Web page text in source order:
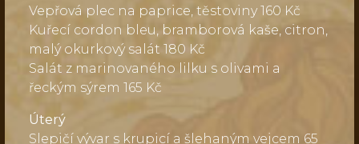
Vepřová plec na paprice, těstoviny 160 Kč
Kuřecí cordon bleu, bramborová kaše, citron,
malý okurkový salát 180 Kč
Salát z marinovaného lilku s olivami a
řeckým sýrem 165 Kč
Úterý
Slepičí vývar s krupicí a šlehaným vejcem 65